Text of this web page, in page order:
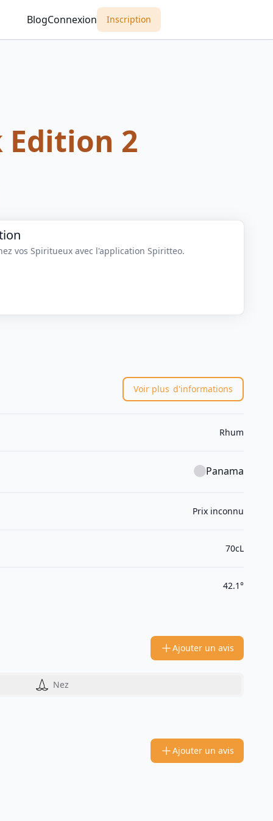
BlogConnexion Inscription
Edition 2
vos Spiritueux avec l'application Spiritteo.
Voir plus d'informations
Rhum
Panama
Prix inconnu
70cL
42.1°
Ajouter un avis
Nez
Ajouter un avis